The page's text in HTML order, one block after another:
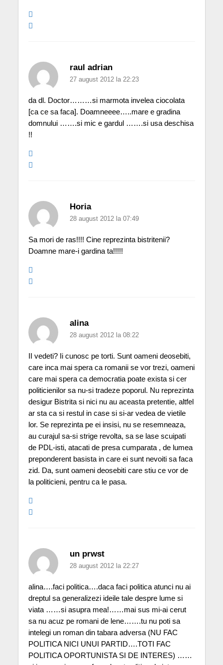
raul adrian
27 august 2012 la 22:23
da dl. Doctor………si marmota invelea ciocolata
[ca ce sa faca]. Doamneeee…..mare e gradina
domnului …….si mic e gardul …….si usa deschisa
!!
Horia
28 august 2012 la 07:49
Sa mori de ras!!!! Cine reprezinta bistritenii?
Doamne mare-i gardina ta!!!!!
alina
28 august 2012 la 08:22
II vedeti? Ii cunosc pe torti. Sunt oameni deosebiti,
care inca mai spera ca romanii se vor trezi, oameni
care mai spera ca democratia poate exista si cer
politicienilor sa nu-si tradeze poporul. Nu reprezinta
desigur Bistrita si nici nu au aceasta pretentie, altfel
ar sta ca si restul in case si si-ar vedea de vietile
lor. Se reprezinta pe ei insisi, nu se resemneaza,
au curajul sa-si strige revolta, sa se lase scuipati
de PDL-isti, atacati de presa cumparata , de lumea
preponderent basista in care ei sunt nevoiti sa faca
zid. Da, sunt oameni deosebiti care stiu ce vor de
la politicieni, pentru ca le pasa.
un prwst
28 august 2012 la 22:27
alina….faci politica….daca faci politica atunci nu ai
dreptul sa generalizezi ideile tale despre lume si
viata ……si asupra mea!……mai sus mi-ai cerut
sa nu acuz pe romani de lene…….tu nu poti sa
intelegi un roman din tabara adversa (NU FAC
POLITICA NICI UNUI PARTID….TOTI FAC
POLITICA OPORTUNISTA SI DE INTERES) ……